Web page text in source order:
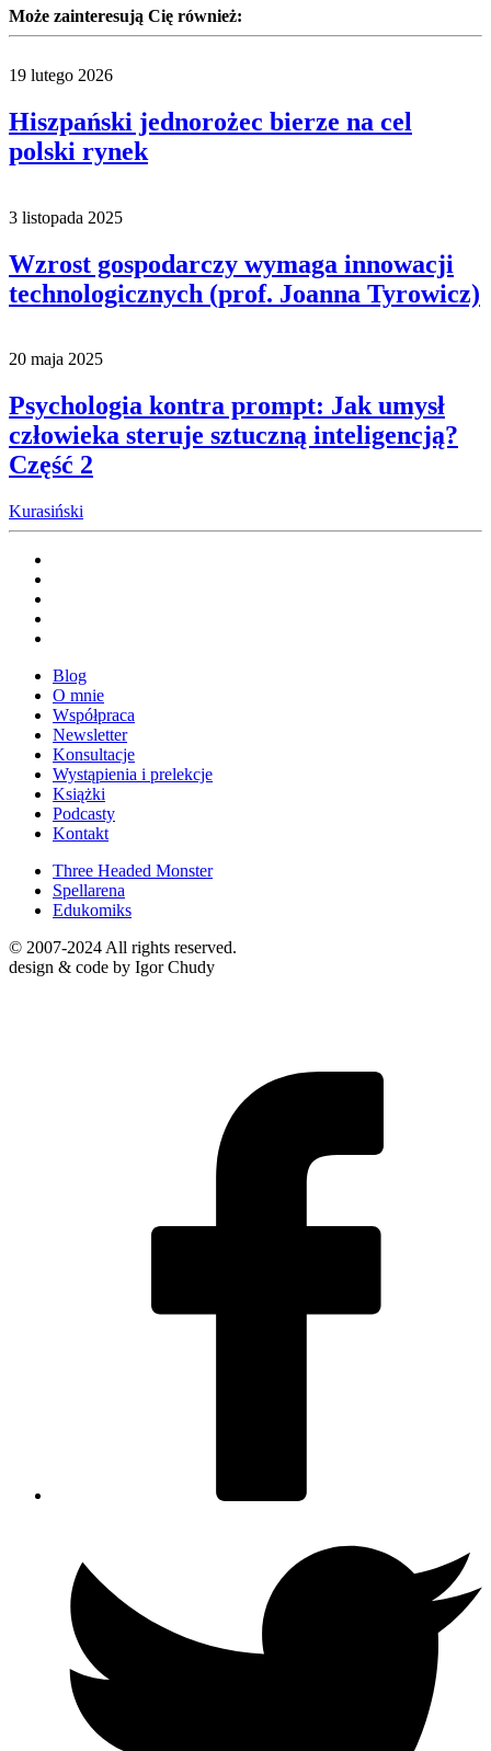
Może zainteresują Cię również:
19 lutego 2026
Hiszpański jednorożec bierze na cel
polski rynek
3 listopada 2025
Wzrost gospodarczy wymaga innowacji
technologicznych (prof. Joanna Tyrowicz)
20 maja 2025
Psychologia kontra prompt: Jak umysł
człowieka steruje sztuczną inteligencją?
Część 2
Kurasiński
Blog
O mnie
Współpraca
Newsletter
Konsultacje
Wystąpienia i prelekcje
Książki
Podcasty
Kontakt
Three Headed Monster
Spellarena
Edukomiks
© 2007-2024 All rights reserved.
design & code by Igor Chudy